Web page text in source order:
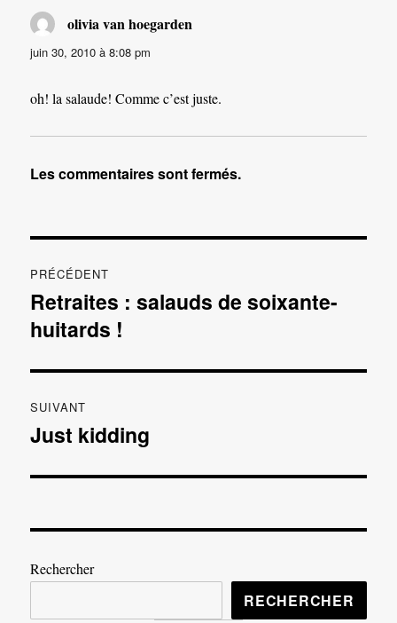
olivia van hoegarden
juin 30, 2010 à 8:08 pm
oh! la salaude! Comme c’est juste.
Les commentaires sont fermés.
de
l’article
PRÉCÉDENT
Publication
précédente :
Retraites : salauds de soixante-
huitards !
SUIVANT
Publication
Just kidding
Rechercher
RECHERCHER